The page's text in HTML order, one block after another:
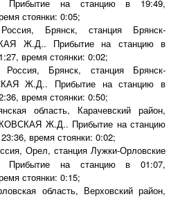
на станцию в 19:49,
стоянки: 0:05;
Брянск, станция Брянск-
Ж.Д.. Прибытие на станцию в
время стоянки: 0:02;
Россия, Брянск, станция Брянск-
Ж.Д.. Прибытие на станцию в
время стоянки: 0:50;
область, Карачевский район,
Ж.Д.. Прибытие на станцию
время стоянки: 0:02;
Орел, станция Лужки-Орловские
на станцию в 01:07,
стоянки: 0:15;
область, Верховский район,